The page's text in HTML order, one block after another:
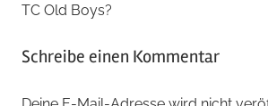
TC Old Boys?
Schreibe einen Kommentar